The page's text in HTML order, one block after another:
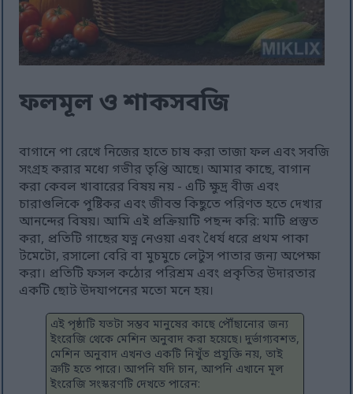
ফলমূল ও শাকসবজি
বাগানে পা রেখে নিজের হাতে চাষ করা তাজা ফল এবং সবজি
সংগ্রহ করার মধ্যে গভীর তৃপ্তি আছে। আমার কাছে, বাগান
করা কেবল খাবারের বিষয় নয় - এটি ক্ষুদ্র বীজ এবং
চারাগুলিকে পুষ্টিকর এবং জীবন্ত কিছুতে পরিণত হতে দেখার
আনন্দের বিষয়। আমি এই প্রক্রিয়াটি পছন্দ করি: মাটি প্রস্তুত
করা, প্রতিটি গাছের যত্ন নেওয়া এবং ধৈর্য ধরে প্রথম পাকা
টমেটো, রসালো বেরি বা মুচমুচে লেটুস পাতার জন্য অপেক্ষা
করা। প্রতিটি ফসল কঠোর পরিশ্রম এবং প্রকৃতির উদারতার
একটি ছোট উদযাপনের মতো মনে হয়।
এই পৃষ্ঠাটি যতটা সম্ভব মানুষের কাছে পৌঁছানোর জন্য
ইংরেজি থেকে মেশিন অনুবাদ করা হয়েছে। দুর্ভাগ্যবশত,
মেশিন অনুবাদ এখনও একটি নিখুঁত প্রযুক্তি নয়, তাই
ত্রুটি হতে পারে। আপনি যদি চান, আপনি এখানে মূল
ইংরেজি সংস্করণটি দেখতে পারেন: